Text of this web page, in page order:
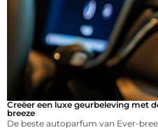
Creëer een luxe geurbeleving met
breeze
De beste autoparfum van Ever-